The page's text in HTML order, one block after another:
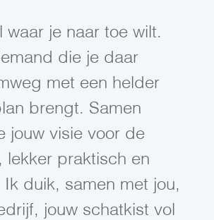
waar je naar toe wilt.
die je daar
met een helder
brengt. Samen
jouw visie voor de
lekker praktisch en
duik, samen met jou,
jouw schatkist vol